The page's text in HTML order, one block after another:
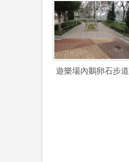
遊樂場內鵝卵石步道